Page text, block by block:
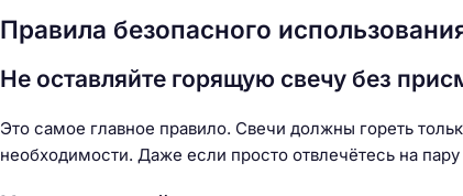
Правила безопасного
Не оставляйте горящую свечу без
Это самое главное правило. Свечи должны гореть
необходимости. Даже если просто отвлечётесь на
а